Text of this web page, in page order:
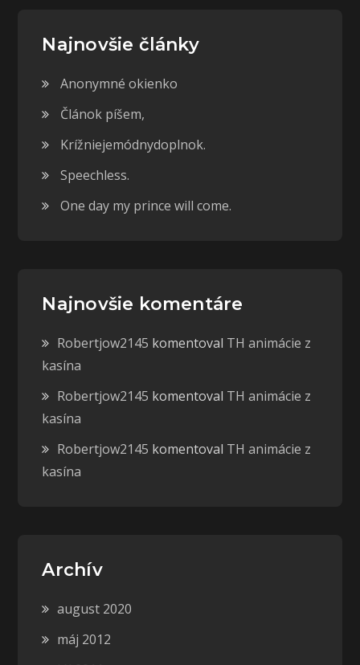
Najnovšie články
Anonymné okienko
Článok píšem,
Krížniejemódnydoplnok.
Speechless.
One day my prince will come.
Najnovšie komentáre
Robertjow2145 komentoval TH animácie z
kasína
Robertjow2145 komentoval TH animácie z
kasína
Robertjow2145 komentoval TH animácie z
kasína
Archív
august 2020
máj 2012